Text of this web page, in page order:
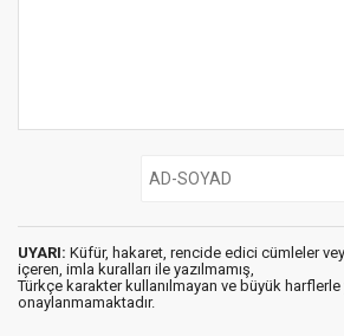
UYARI: Küfür, hakaret, rencide edici cümleler
içeren, imla kuralları ile yazılmamış,
Türkçe karakter kullanılmayan ve büyük harflerle
onaylanmamaktadır.